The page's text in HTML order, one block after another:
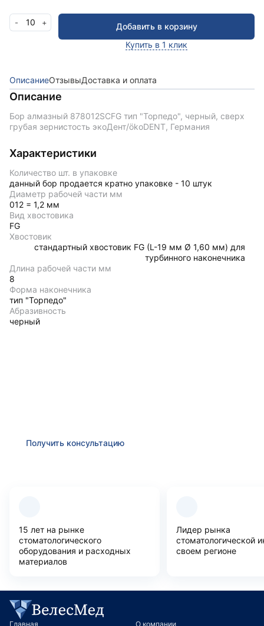
- 10 +
Добавить в корзину
Купить в 1 клик
ОписаниеОтзывыДоставка и оплата
Описание
Бор алмазный 878012SCFG тип "Торпедо", черный, сверх
грубая зернистость экоДент/ökoDENT, Германия
Характеристики
Количество шт. в упаковке
данный бор продается кратно упаковке - 10 штук
Диаметр рабочей части мм
012 = 1,2 мм
Вид хвостовика
FG
Хвостовик
стандартный хвостовик FG (L-19 мм Ø 1,60 мм) для
турбинного наконечника
Длина рабочей части мм
8
Форма наконечника
тип "Торпедо"
Абразивность
черный
Получить консультацию
15 лет на рынке
стоматологического
оборудования и расходных
материалов
Лидер рынка
стоматологической
своем регионе
Главная О компании